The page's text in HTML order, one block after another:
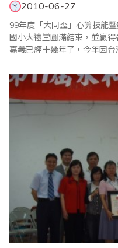
2010-06-27
99年度「大同盃」心算技能暨數學比賽業於
國小大禮堂圓滿結束，並贏得各參賽單
嘉義已經十幾年了，今年因
練和家長都能在現場參與比
長及教練大開眼界，選手的
張，冠軍的產生過程讓大夥兒